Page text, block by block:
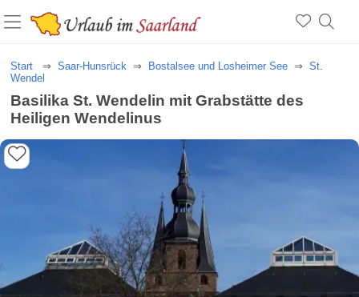
Start Saar-Hunsrück Bostalsee und Losheimer See
St.
Wendel
Basilika St. Wendelin mit Grabstätte des
Heiligen Wendelinus